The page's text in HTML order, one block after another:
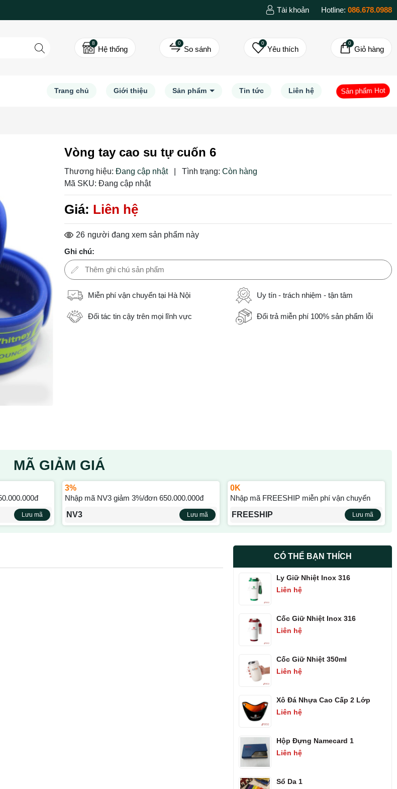
Tài khoản Hotline: 086.678.0988
8
Hệ thống
0
So sánh
0
Yêu thích
0
Giỏ hàng
Trang chủ Giới thiệu Sản phẩm Tin tức Liên hệ Sản phẩm Hot
Vòng tay cao su tự cuốn 6
Thương hiệu: Đang cập nhật Tình trạng: Còn hàng
Mã SKU: Đang cập nhật
Giá: Liên hệ
26 người đang xem sản phẩm này
Ghi chú:
Miễn phí vận chuyển tại Hà Nội Uy tín - trách nhiệm - tận tâm
Đối tác tin cậy trên mọi lĩnh vực Đổi trả miễn phí 100% sản phẩm lỗi
MÃ GIẢM GIÁ
Lưu mã
3%
Nhập mã NV3 giảm 3%/đơn 650.000.000đ
NV3
Lưu mã
0K
Nhập mã FREESHIP miễn phí vận chuyển
FREESHIP
Lưu mã
CÓ THỂ BẠN THÍCH
Ly Giữ Nhiệt Inox 316
Liên hệ
Cốc Giữ Nhiệt Inox 316
Liên hệ
Cốc Giữ Nhiệt 350ml
Liên hệ
Xô Đá Nhựa Cao Cấp 2 Lớp
Liên hệ
Hộp Đựng Namecard 1
Liên hệ
Sổ Da 1